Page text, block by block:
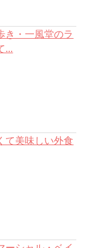
き・一風堂のラ
て美味しい外食